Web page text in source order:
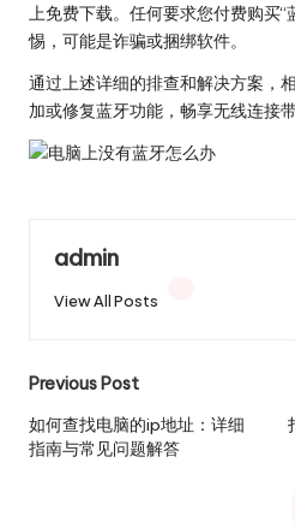
上免费下载。任何要求您付费购买
惕，可能是诈骗或捆绑软件。
通过上述详细的排查和解决方案，
加或修复蓝牙功能，畅享无线连接带
admin
View All Posts
Post
navigation
Previous Post
如何查找电脑的ip地址：详细
指南与常见问题解答